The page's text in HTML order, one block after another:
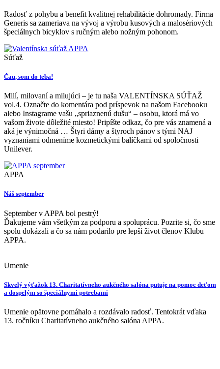
Radosť z pohybu a benefit kvalitnej rehabilitácie dohromady. Firma
Generis sa zameriava na vývoj a výrobu kusových a malosériových
špeciálnych bicyklov s ručným alebo nožným pohonom.
Súťaž
Čau, som do teba!
Milí, milovaní a milujúci – je tu naša VALENTÍNSKA SÚŤAŽ
vol.4. Označte do komentára pod príspevok na našom Facebooku
alebo Instagrame vašu „spriaznenú dušu“ – osobu, ktorá má vo
vašom živote dôležité miesto! Pripíšte odkaz, čo pre vás znamená a
aká je výnimočná … Štyri dámy a štyroch pánov s tými NAJ
vyznaniami odmeníme kozmetickými balíčkami od spoločnosti
Unilever.
APPA
Náš september
September v APPA bol pestrý!
Ďakujeme vám všetkým za podporu a spoluprácu. Pozrite si, čo sme
spolu dokázali a čo sa nám podarilo pre lepší život členov Klubu
APPA.
Umenie
Skvelý výťažok 13. Charitatívneho aukčného salóna putuje na pomoc deťom
a dospelým so špeciálnymi potrebami
Umenie opätovne pomáhalo a rozdávalo radosť. Tentokrát vďaka
13. ročníku Charitatívneho aukčného salóna APPA.